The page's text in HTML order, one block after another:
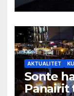
AKTUALITET
Sonte
Panairit